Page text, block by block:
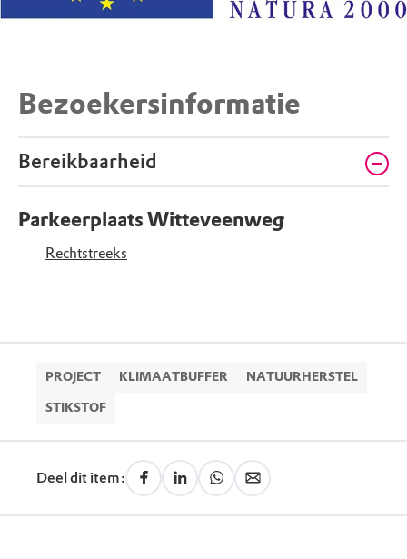
Bezoekersinformatie
Bereikbaarheid
Parkeerplaats Witteveenweg
Rechtstreeks
PROJECT KLIMAATBUFFER
NATUURHERSTEL
STIKSTOF
Deel dit item: